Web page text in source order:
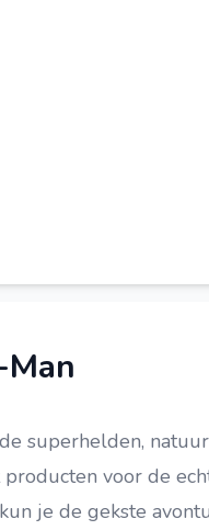
superhelden,
voor de
je de gekste